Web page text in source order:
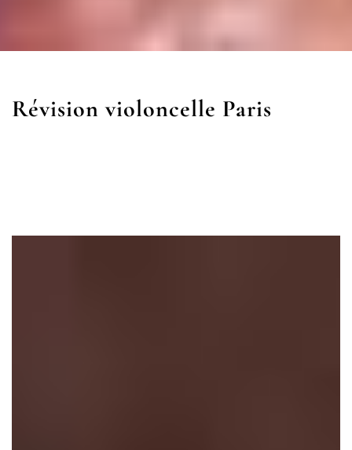
Révision violoncelle Paris